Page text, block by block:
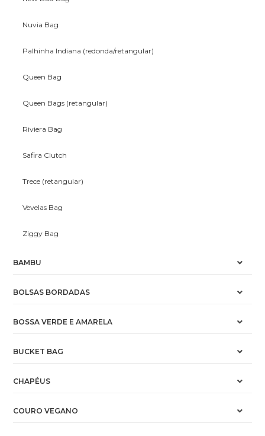
Nuvia Bag
Palhinha Indiana (redonda/retangular)
Queen Bag
Queen Bags (retangular)
Riviera Bag
Safira Clutch
Trece (retangular)
Vevelas Bag
Ziggy Bag
BAMBU
BOLSAS BORDADAS
BOSSA VERDE E AMARELA
BUCKET BAG
CHAPÉUS
COURO VEGANO